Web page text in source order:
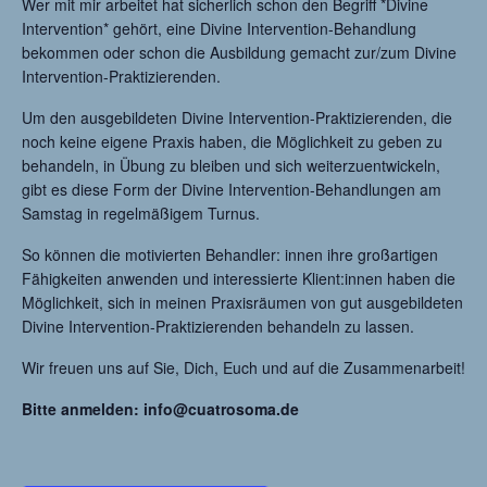
Intervention* gehört, eine Divine Intervention-Behandlung
bekommen oder schon die Ausbildung gemacht zur/zum Divine
Intervention-Praktizierenden.
Um den ausgebildeten Divine Intervention-Praktizierenden, die
noch keine eigene Praxis haben, die Möglichkeit zu geben zu
behandeln, in Übung zu bleiben und sich weiterzuentwickeln,
gibt es diese Form der Divine Intervention-Behandlungen am
Samstag in regelmäßigem Turnus.
So können die motivierten Behandler: innen ihre großartigen
Fähigkeiten anwenden und interessierte Klient:innen haben die
Möglichkeit, sich in meinen Praxisräumen von gut ausgebildeten
Divine Intervention-Praktizierenden behandeln zu lassen.
Wir freuen uns auf Sie, Dich, Euch und auf die Zusammenarbeit!
Bitte anmelden: info@cuatrosoma.de